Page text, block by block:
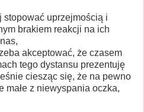
stopować uprzejmością i
brakiem reakcji na ich
akceptować, że czasem
tego dystansu prezentuję
ciesząc się, że na pewno
małe z niewyspania oczka,